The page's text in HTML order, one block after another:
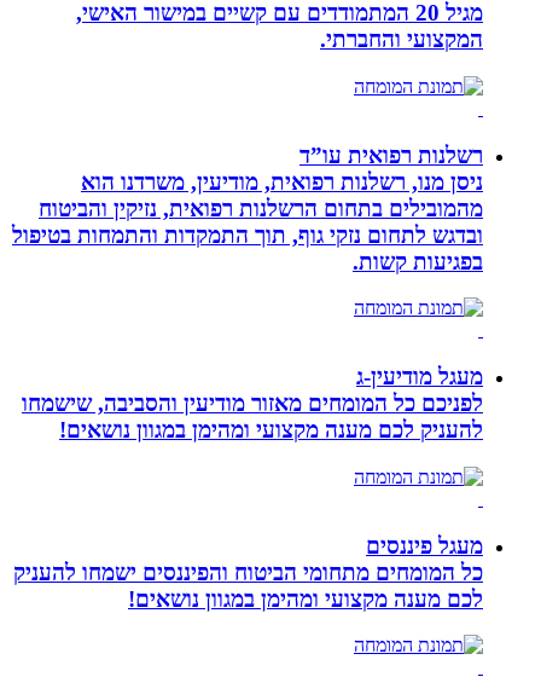
מגיל 20 המתמודדים עם קשיים במישור האישי,
המקצועי והחברתי.
רשלנות רפואית עו”ד
ניסן מנו, רשלנות רפואית, מודיעין, משרדנו הוא
מהמובילים בתחום הרשלנות רפואית, נזיקין והביטוח
ובדגש לתחום נזקי גוף, תוך התמקדות והתמחות בטיפול
בפגיעות קשות.
מעגל מודיעין-ג
לפניכם כל המומחים מאזור מודיעין והסביבה, שישמחו
להעניק לכם מענה מקצועי ומהימן במגוון נושאים!
מעגל פיננסים
כל המומחים מתחומי הביטוח והפיננסים ישמחו להעניק
לכם מענה מקצועי ומהימן במגוון נושאים!